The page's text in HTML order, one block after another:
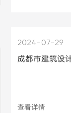
07-29
2024
查看详情